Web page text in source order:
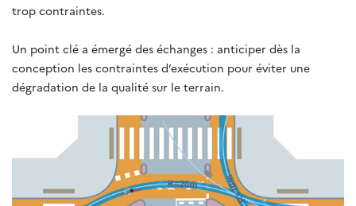
trop contraintes.
Un point clé a émergé des échanges : anticiper dès la
conception les contraintes d’exécution pour éviter une
dégradation de la qualité sur le terrain.